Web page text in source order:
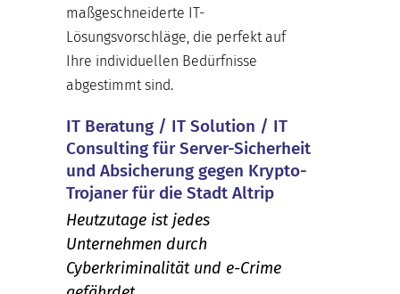
maßgeschneiderte IT-
Lösungsvorschläge, die perfekt auf
Ihre individuellen Bedürfnisse
abgestimmt sind.
IT Beratung / IT Solution / IT
Consulting für Server-Sicherheit
und Absicherung gegen Krypto-
Trojaner für die Stadt Altrip
Heutzutage ist jedes
Unternehmen durch
Cyberkriminalität und e-Crime